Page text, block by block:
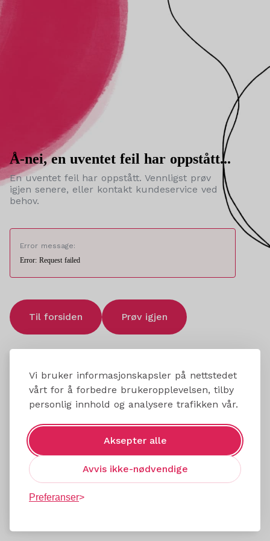
Vi bruker informasjonskapsler på nettstedet
vårt for å forbedre brukeropplevelsen, tilby
personlig innhold og analysere trafikken vår.
Aksepter alle
Avvis ikke-nødvendige
Preferanser
Å-nei, en uventet feil har oppstått...
En uventet feil har oppstått. Vennligst prøv
igjen senere, eller kontakt kundeservice ved
behov.
Error message:
Error: Request failed
Til forsiden Prøv igjen